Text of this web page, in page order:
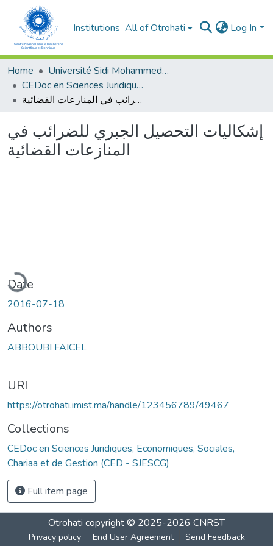
Institutions All of Otrohati Log In
Home
Université Sidi Mohammed Ben Abdellah - Fès
CEDoc en Sciences Juridiques, Economiques, Sociales, Chariaa et de Gestion (CED - SJESCG)
إشكاليات التحصيل الجبري للضرائب في المنازعات القضائية
إشكاليات التحصيل الجبري للضرائب في
المنازعات القضائية
Date
2016-07-18
Authors
ABBOUBI FAICEL
URI
https://otrohati.imist.ma/handle/123456789/49467
Collections
CEDoc en Sciences Juridiques, Economiques, Sociales,
Chariaa et de Gestion (CED - SJESCG)
Full item page
Otrohati copyright © 2025-2026 CNRST
Privacy policy End User Agreement Send Feedback